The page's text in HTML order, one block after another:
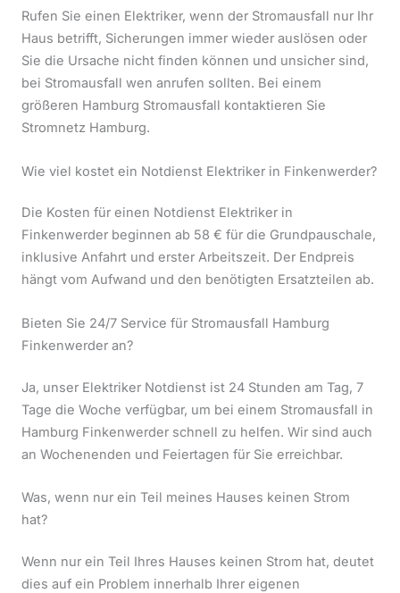
Rufen Sie einen Elektriker, wenn der Stromausfall nur Ihr
Haus betrifft, Sicherungen immer wieder auslösen oder
Sie die Ursache nicht finden können und unsicher sind,
bei Stromausfall wen anrufen sollten. Bei einem
größeren Hamburg Stromausfall kontaktieren Sie
Stromnetz Hamburg.
Wie viel kostet ein Notdienst Elektriker in Finkenwerder?
Die Kosten für einen Notdienst Elektriker in
Finkenwerder beginnen ab 58 € für die Grundpauschale,
inklusive Anfahrt und erster Arbeitszeit. Der Endpreis
hängt vom Aufwand und den benötigten Ersatzteilen ab.
Bieten Sie 24/7 Service für Stromausfall Hamburg
Finkenwerder an?
Ja, unser Elektriker Notdienst ist 24 Stunden am Tag, 7
Tage die Woche verfügbar, um bei einem Stromausfall in
Hamburg Finkenwerder schnell zu helfen. Wir sind auch
an Wochenenden und Feiertagen für Sie erreichbar.
Was, wenn nur ein Teil meines Hauses keinen Strom
hat?
Wenn nur ein Teil Ihres Hauses keinen Strom hat, deutet
dies auf ein Problem innerhalb Ihrer eigenen